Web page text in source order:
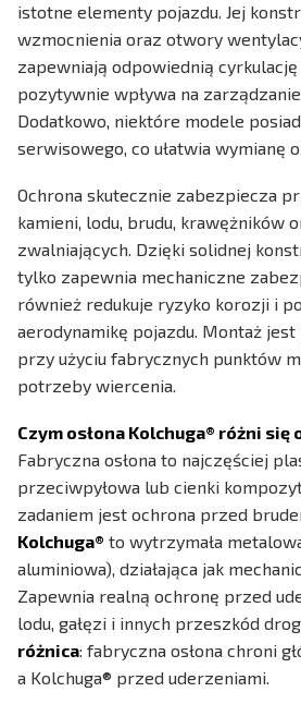
istotne elementy pojazdu. Jej
wzmocnienia oraz otwory
zapewniają odpowiednią
pozytywnie wpływa na
Dodatkowo, niektóre modele
serwisowego, co ułatwia wymianę
Ochrona skutecznie zabezpiecza
kamieni, lodu, brudu, krawężników
zwalniających. Dzięki solidnej
tylko zapewnia mechaniczne
również redukuje ryzyko korozji i
aerodynamikę pojazdu. Montaż
przy użyciu fabrycznych punktów
potrzeby wiercenia.
Czym osłona Kolchuga® różni się
Fabryczna osłona to najczęściej
przeciwpyłowa lub cienki
zadaniem jest ochrona przed
Kolchuga® to wytrzymała
aluminiowa), działająca jak
Zapewnia realną ochronę przed
lodu, gałęzi i innych przeszkód
różnica: fabryczna osłona chroni
a Kolchuga® przed uderzeniami.